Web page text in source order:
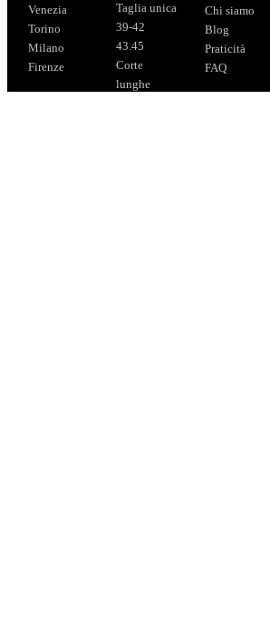
Venezia
Torino
Milano
Firenze
Taglia unica
39-42
43.45
Corte
lunghe
Chi siamo
Blog
Praticità
FAQ